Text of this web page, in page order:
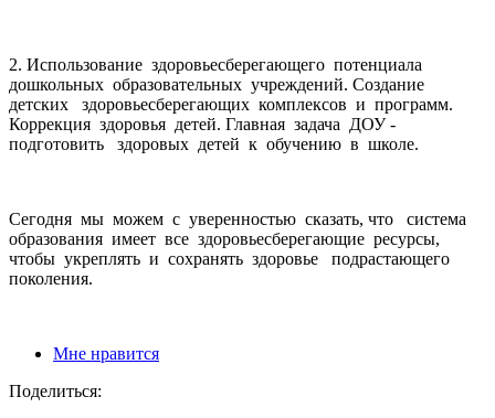
2. Использование здоровьесберегающего потенциала
дошкольных образовательных учреждений. Создание
детских здоровьесберегающих комплексов и программ.
Коррекция здоровья детей. Главная задача ДОУ -
подготовить здоровых детей к обучению в школе.
Сегодня мы можем с уверенностью сказать, что сиcтема
образования имеет все здоровьесберегающие ресурсы,
чтобы укреплять и сохранять здоровье подрастающего
поколения.
Мне нравится
Поделиться: